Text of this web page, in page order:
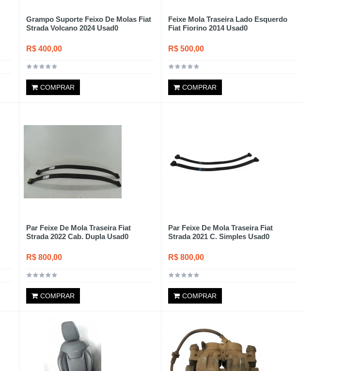
Grampo Suporte Feixo De Molas Fiat
Strada Volcano 2024 Usad0
R$ 400,00
COMPRAR
Feixe Mola Traseira Lado Esquerdo
Fiat Fiorino 2014 Usad0
R$ 500,00
COMPRAR
Par Feixe De Mola Traseira Fiat
Strada 2022 Cab. Dupla Usad0
R$ 800,00
COMPRAR
Par Feixe De Mola Traseira Fiat
Strada 2021 C. Simples Usad0
R$ 800,00
COMPRAR